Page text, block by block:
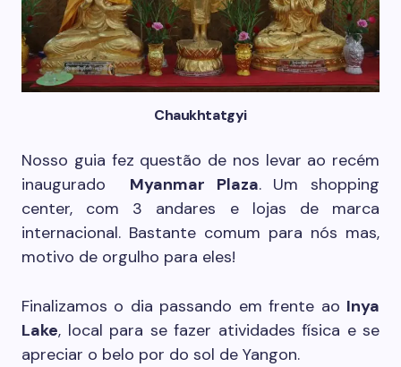
Chaukhtatgyi
Nosso guia fez questão de nos levar ao recém
inaugurado Myanmar Plaza. Um shopping
center, com 3 andares e lojas de marca
internacional. Bastante comum para nós mas,
motivo de orgulho para eles!
Finalizamos o dia passando em frente ao Inya
Lake, local para se fazer atividades física e se
apreciar o belo por do sol de Yangon.